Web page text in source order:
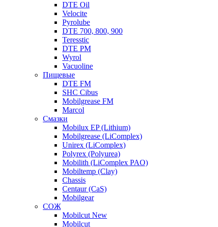
DTE Oil
Velocite
Pyrolube
DTE 700, 800, 900
Teresstic
DTE PM
Wyrol
Vacuoline
Пищевые
DTE FM
SHC Cibus
Mobilgrease FM
Marcol
Смазки
Mobilux EP (Lithium)
Mobilgrease (LiComplex)
Unirex (LiComplex)
Polyrex (Polyurea)
Mobilith (LiComplex PAO)
Mobiltemp (Clay)
Chassis
Centaur (CaS)
Mobilgear
СОЖ
Mobilcut New
Mobilcut